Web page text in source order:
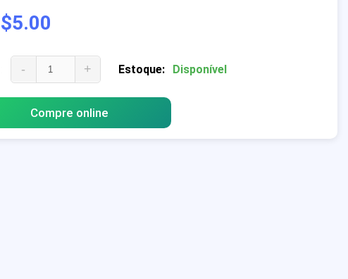
$5.00
- + Estoque: Disponível
Compre online